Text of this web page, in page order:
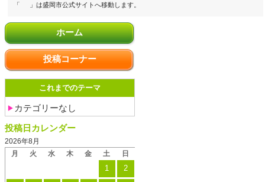
ホーム
投稿コーナー
これまでのテーマ
カテゴリーなし
投稿日カレンダー
2026年8月
月
火 水 木 金 土 日
1 2
「 」は盛岡市公式サイトへ移動します。